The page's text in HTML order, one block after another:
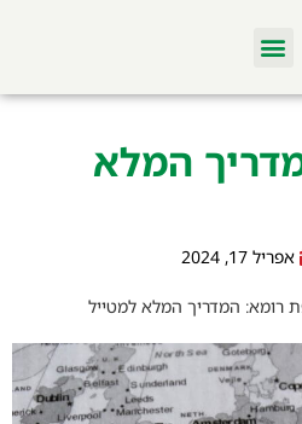
המלא
אפריל 17, 2024
רומא: המדריך המלא למטייל